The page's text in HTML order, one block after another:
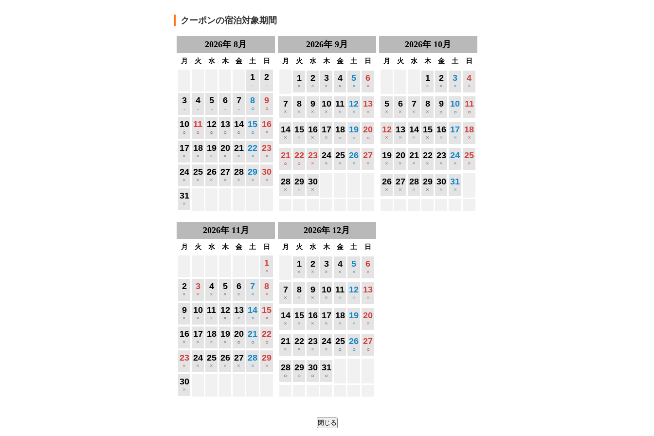
クーポンの宿泊対象期間
2026年8月
月 火 水 木 金 土 日
1
-
2
-
3
-
4
-
5
-
6
-
7
-
8
○
9
○
10
○
11
○
12
○
13
○
14
○
15
○
16
×
17
×
18
×
19
×
20
×
21
×
22
×
23
×
24
×
25
×
26
×
27
×
28
×
29
×
30
×
31
×
2026年 9月
月 火 水 木 金 土 日
1
×
2
×
3
×
4
×
5
×
6
×
7
×
8
×
9
×
10
×
11
×
12
×
13
×
14
×
15
×
16
×
17
×
18
○
19
○
20
○
21
○
22
○
23
×
24
×
25
×
26
×
27
×
28
×
29
×
30
×
2026年 10月
月 火 水 木 金 土 日
1
×
2
×
3
×
4
×
5
×
6
×
7
×
8
×
9
○
10
○
11
○
12
×
13
×
14
×
15
×
16
×
17
×
18
×
19
×
20
×
21
×
22
×
23
×
24
×
25
×
26
×
27
×
28
×
29
×
30
×
31
×
2026年 11月
月 火 水 木 金 土 日
1
×
2
×
3
×
4
×
5
×
6
×
7
×
8
×
9
×
10
×
11
×
12
×
13
×
14
×
15
×
16
×
17
×
18
×
19
×
20
○
21
○
22
○
23
×
24
×
25
×
26
×
27
×
28
×
29
×
30
×
2026年 12月
月 火 水 木 金 土 日
1
×
2
×
3
×
4
×
5
×
6
×
7
×
8
×
9
×
10
×
11
×
12
×
13
×
14
×
15
×
16
×
17
×
18
×
19
×
20
×
21
×
22
×
23
×
24
×
25
○
26
○
27
○
28
○
29
○
30
○
31
○